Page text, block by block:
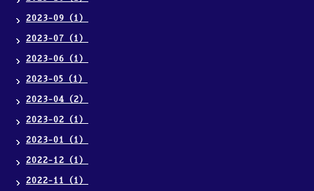
2023-09（1）
2023-07（1）
2023-06（1）
2023-05（1）
2023-04（2）
2023-02（1）
2023-01（1）
2022-12（1）
2022-11（1）